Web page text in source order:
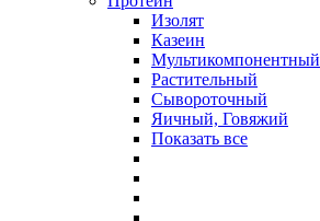
Изолят
Казеин
Мультикомпонентный
Растительный
Сывороточный
Яичный, Говяжий
Показать все